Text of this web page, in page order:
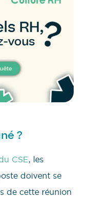
?
CSE, les
doivent se
de cette réunion